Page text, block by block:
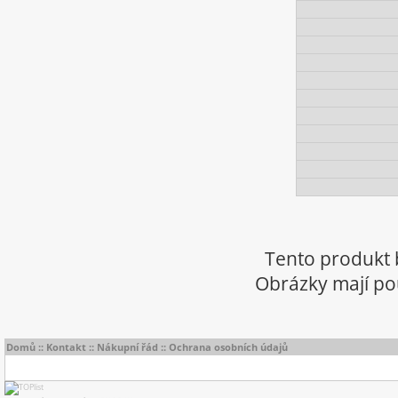
Tento produkt
Obrázky mají
Domů :: Kontakt :: Nákupní řád :: Ochrana osobních údajů